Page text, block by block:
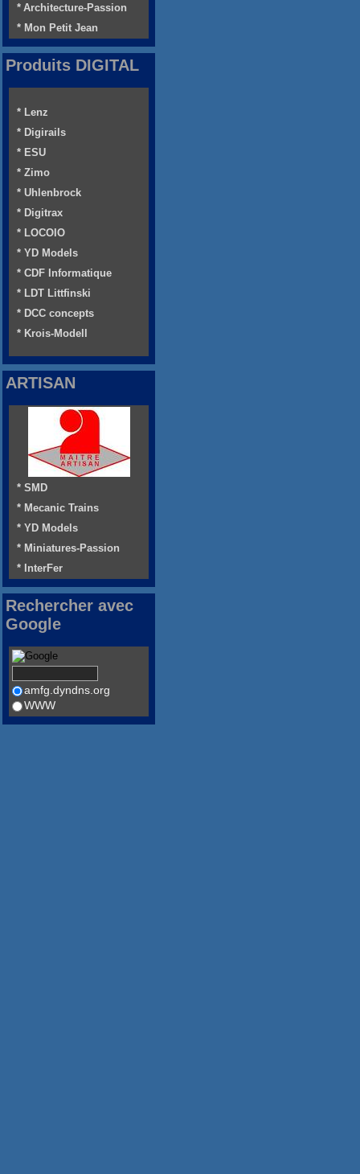
* Architecture-Passion
* Mon Petit Jean
Produits DIGITAL
* Lenz
* Digirails
* ESU
* Zimo
* Uhlenbrock
* Digitrax
* LOCOIO
* YD Models
* CDF Informatique
* LDT Littfinski
* DCC concepts
* Krois-Modell
ARTISAN
* SMD
* Mecanic Trains
* YD Models
* Miniatures-Passion
* InterFer
Rechercher avec
Google
amfg.dyndns.org
WWW